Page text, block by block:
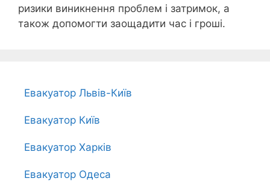
ризики виникнення проблем і затримок, а
також допомогти заощадити час і гроші.
Евакуатор Львів-Київ
Евакуатор Київ
Евакуатор Харків
Евакуатор Одеса